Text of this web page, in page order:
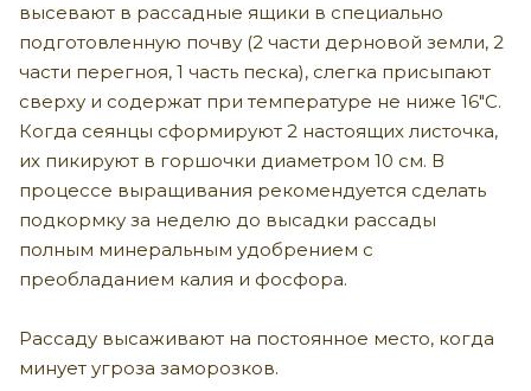
высевают в рассадные ящики в специально
подготовленную почву (2 части дерновой земли, 2
части перегноя, 1 часть песка), слегка присыпают
сверху и содержат при температуре не ниже 16"С.
Когда сеянцы сформируют 2 настоящих листочка,
их пикируют в горшочки диаметром 10 см. В
процессе выращивания рекомендуется сделать
подкормку за неделю до высадки рассады
полным минеральным удобрением с
преобладанием калия и фосфора.
Рассаду высаживают на постоянное место, когда
минует угроза заморозков.